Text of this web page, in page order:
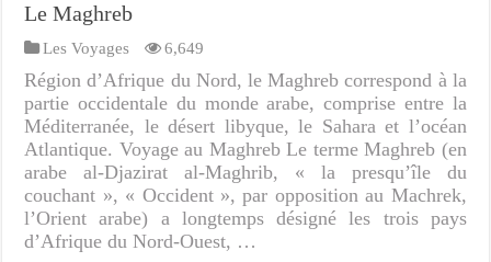
Le Maghreb
Les Voyages 6,649
Région d’Afrique du Nord, le Maghreb correspond à la
partie occidentale du monde arabe, comprise entre la
Méditerranée, le désert libyque, le Sahara et l’océan
Atlantique. Voyage au Maghreb Le terme Maghreb (en
arabe al-Djazirat al-Maghrib, « la presqu’île du
couchant », « Occident », par opposition au Machrek,
l’Orient arabe) a longtemps désigné les trois pays
d’Afrique du Nord-Ouest, …